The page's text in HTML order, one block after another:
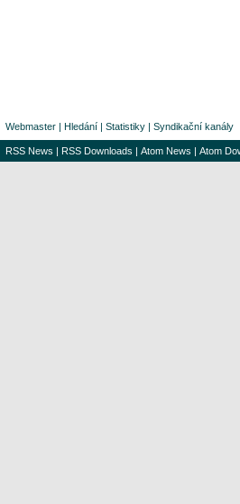
Webmaster | Hledání | Statistiky | Syndikační kanály
RSS News | RSS Downloads | Atom News | Atom